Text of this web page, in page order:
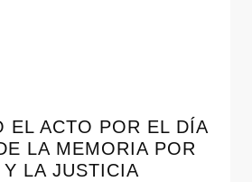
EL ACTO POR EL DÍA
LA MEMORIA POR
Y LA JUSTICIA